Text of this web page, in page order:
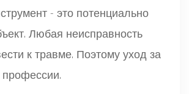
- это потенциально
Любая неисправность
к травме. Поэтому уход за
профессии.